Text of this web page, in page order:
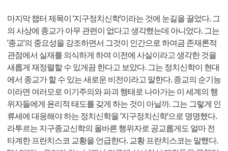
마지막 챕터 제목이 ‘지구정치신학’이라는 것에 눈길을 끌었다. 그
의 사상에 종교가 아무 관련이 없다고 생각했는데 아니었다. 그는
‘종교’의 중요성을 강조하면서 그것이 인간으로 하여금 존재론적
관점에서 실재를 의식하게 하여 이전에 사실이라고 생각한 것을
새롭게 재정렬할 수 있게끔 한다고 보았다. 그는 정치신학이 현대
에서 종교가 할 수 있는 새로운 비전이라고 말한다. 종교의 순기능
이라면 여러모로 이기주의와 파괴 행태로 나아가는 이 세계의 행
위자들에게 윤리적 태도를 갖게 하는 것이 아닐까. 그는 그렇게 인
류세에 대응해야 하는 정치신학을 ‘지구정치신학’으로 명명했다.
라투르는 지구종교신학의 올바른 행위자로 공교롭게도 얼마 전
타계한 프란치스코 교황을 언급한다. 교황 프란치스코는 말했다.